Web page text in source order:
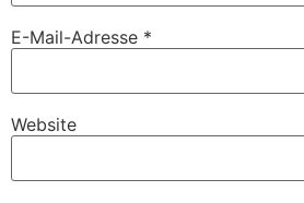
E-Mail-Adresse *
Website